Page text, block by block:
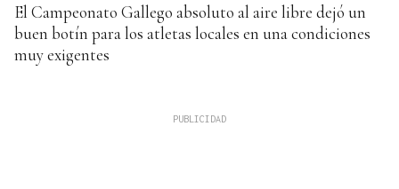
El Campeonato Gallego absoluto al aire libre dejó un
buen botín para los atletas locales en una condiciones
muy exigentes